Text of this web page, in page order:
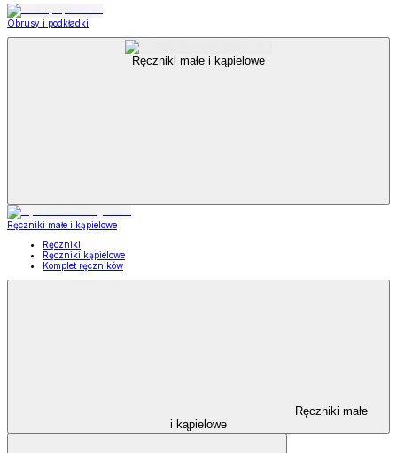
Obrusy i podkładki
Ręczniki małe i kąpielowe
Ręczniki małe i kąpielowe
Ręczniki
Ręczniki kąpielowe
Komplet ręczników
Ręczniki małe
i kąpielowe